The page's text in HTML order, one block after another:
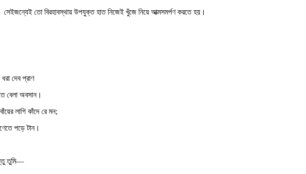
তো বিরহাবস্থায় উপযুক্ত হাত নিজেই খুঁজে নিয়ে আত্মসমর্পণ করতে হয়।
দেব প্রাণ
বেলা অবসান।
লাগি কাঁদে রে মন;
পড়ে টান।
তুমি—